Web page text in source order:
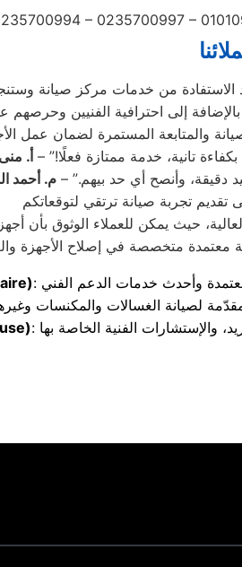
– 0235700997 –
تانية، خدمة ممتازة فعلًا!” – أ.
دقيقة، وأنصح أي حد بيهم.” –م. أحمد
حيث يمكن للعملاء الوثوق بأن